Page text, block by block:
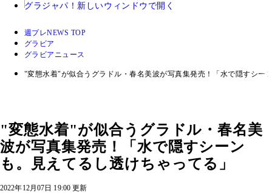
グラジャパ！ 新しいウィンドウで開く
週プレNEWS TOP
グラビア
グラビアニュース
"変態水着"が似合うグラドル・春名美波が写真集発売！「水で隠すシー
"変態水着"が似合うグラドル・春名美
波が写真集発売！「水で隠すシーン
も。見えてるし透けちゃってる」
2022年12月07日 19:00 更新